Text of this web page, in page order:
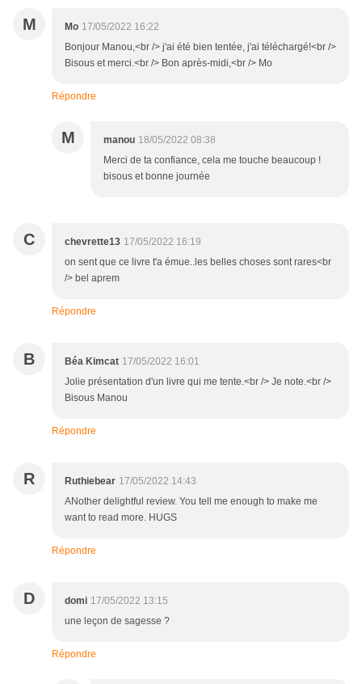
M Mo 17/05/2022 16:22
Bonjour Manou,<br /> j'ai été bien tentée, j'ai téléchargé!<br />
Bisous et merci.<br /> Bon après-midi,<br /> Mo
Répondre
M manou 18/05/2022 08:38
Merci de ta confiance, cela me touche beaucoup !
bisous et bonne journée
C chevrette13 17/05/2022 16:19
on sent que ce livre t'a émue..les belles choses sont rares<br
/> bel aprem
Répondre
B Béa Kimcat 17/05/2022 16:01
Jolie présentation d'un livre qui me tente.<br /> Je note.<br />
Bisous Manou
Répondre
R Ruthiebear 17/05/2022 14:43
ANother delightful review. You tell me enough to make me
want to read more. HUGS
Répondre
D domi 17/05/2022 13:15
une leçon de sagesse ?
Répondre